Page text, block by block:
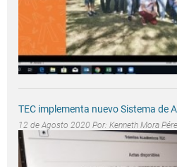
TEC implementa nuevo Sistema de
12 de Agosto 2020 Por: Kenneth Mora